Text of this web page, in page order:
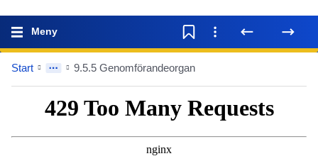
Meny
Start 9.5.5 Genomförandeorgan